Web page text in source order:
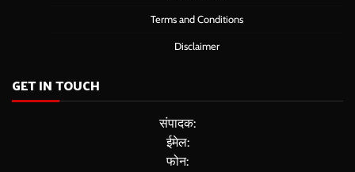
Terms and Conditions
Disclaimer
GET IN TOUCH
संपादक:
ईमेल:
फोन: